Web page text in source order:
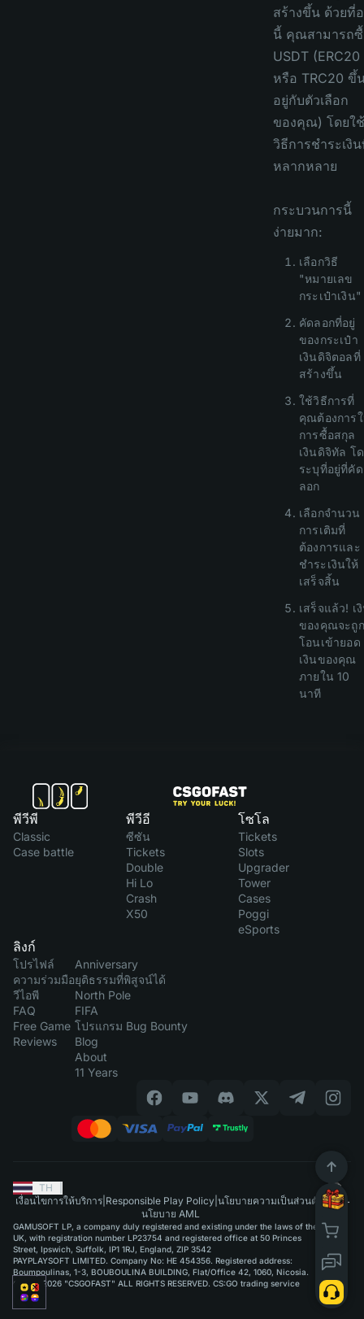
สร้างขึ้น ด้วยที่
นี้ คุณสามารถ
USDT (ERC20
หรือ TRC20 ขึ้
อยู่กับตัวเลือก
ของคุณ) โดยใช้
วิธีการชำระเงิ
หลากหลาย
กระบวนการนี้
ง่ายมาก:
เลือกวิธี
"หมายเลข
กระเป๋าเงิน"
คัดลอกที่อยู่
ของกระเป๋า
เงินดิจิตอลที่
สร้างขึ้น
ใช้วิธีการที่
คุณต้องการ
การซื้อสกุล
เงินดิจิทัล โ
ระบุที่อยู่ที่คัด
ลอก
เลือกจำนวน
การเติมที่
ต้องการและ
ชำระเงินให้
เสร็จสิ้น
เสร็จแล้ว! เ
ของคุณจะถูก
โอนเข้ายอด
เงินของคุณ
ภายใน 10
นาที
พีวีพี
Classic
Case battle
พีวีอี
ซีซัน
Tickets
Double
Hi Lo
Crash
X50
โซโล
Tickets
Slots
Upgrader
Tower
Cases
Poggi
eSports
ลิงก์
โปรไฟล์
ความร่วมมือ
วีไอพี
FAQ
Free Game
Reviews
Anniversary
ยุติธรรมที่พิสูจน์ได้
North Pole
FIFA
โปรแกรม Bug Bounty
Blog
About
11 Years
TH
เงื่อนไขการให้บริการ| Responsible Play Policy| นโยบายความเป็นส่วนตัว|
นโยบาย AML
GAMUSOFT LP, a company duly registered and existing under the laws of the
UK, with registration number LP23754 and registered office at 50 Princes
Street, Ipswich, Suffolk, IP1 1RJ, England, ZIP 3542
PAYPLAYSOFT LIMITED. Company No: HE 454356. Registered address:
Boumpoulinas, 1-3, BOUBOULINA BUILDING, Flat/Office 42, 1060, Nicosia.
©2015-2026 "CSGOFAST" ALL RIGHTS RESERVED. CS:GO trading service